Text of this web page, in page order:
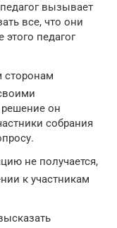
вызывает
все, что они
педагог
сторонам
он
собрания
не получается,
к участникам